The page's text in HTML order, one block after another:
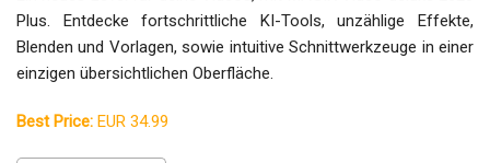
Plus. Entdecke fortschrittliche KI-Tools, unzählige Effekte,
Blenden und Vorlagen, sowie intuitive Schnittwerkzeuge in einer
einzigen übersichtlichen Oberfläche.
Best Price: EUR 34.99